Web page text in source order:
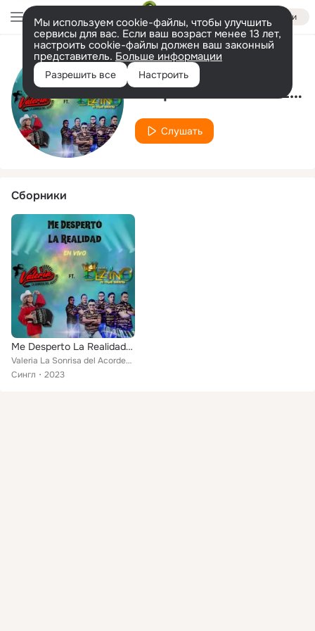
Войти
Мы используем cookie-файлы, чтобы улучшить
сервисы для вас. Если ваш возраст менее 13 лет,
настроить cookie-файлы должен ваш законный
представитель. Больше информации
Разрешить все Настроить
Исполнитель
Grupo Deztino de Edgar Barrera
Слушать
Сборники
Me Desperto La Realidad (En Vivo)
Valeria La Sonrisa del Acordeón feat. Grupo Deztino de Edgar Barrera
Сингл
2023